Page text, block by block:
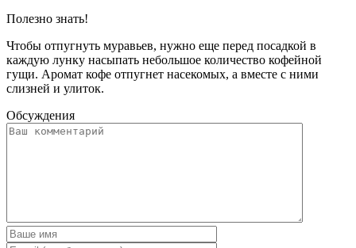
Полезно знать!
Чтобы отпугнуть муравьев, нужно еще перед посадкой в
каждую лунку насыпать небольшое количество кофейной
гущи. Аромат кофе отпугнет насекомых, а вместе с ними
слизней и улиток.
Обсуждения